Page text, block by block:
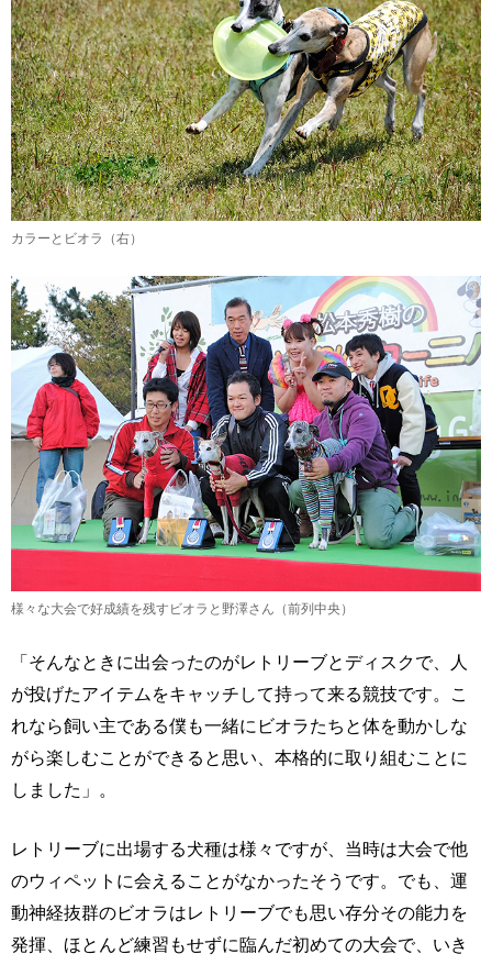
カラーとビオラ（右）
様々な大会で好成績を残すビオラと野澤さん（前列中央）
「そんなときに出会ったのがレトリーブとディスクで、人
が投げたアイテムをキャッチして持って来る競技です。こ
れなら飼い主である僕も一緒にビオラたちと体を動かしな
がら楽しむことができると思い、本格的に取り組むことに
しました」。
レトリーブに出場する犬種は様々ですが、当時は大会で他
のウィペットに会えることがなかったそうです。でも、運
動神経抜群のビオラはレトリーブでも思い存分その能力を
発揮、ほとんど練習もせずに臨んだ初めての大会で、いき